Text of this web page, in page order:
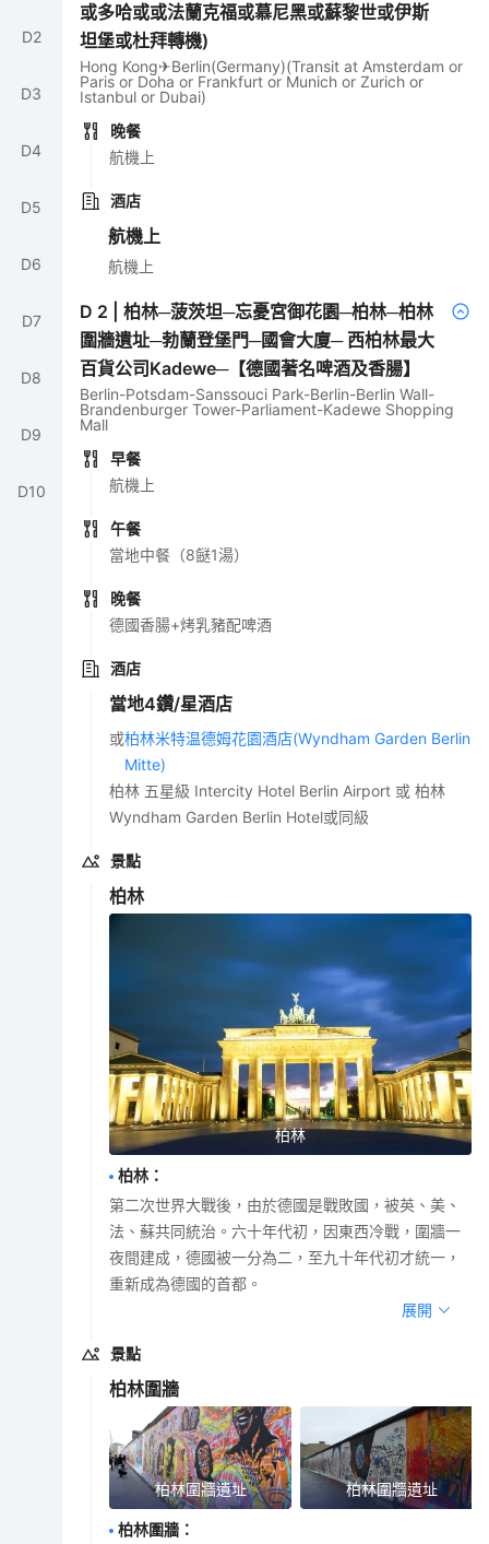
D2
D3
D4
D5
D6
D7
D8
D9
D10
或多哈或或法蘭克福或慕尼黑或蘇黎世或伊斯
坦堡或杜拜轉機)
Hong Kong✈Berlin(Germany)(Transit at Amsterdam or
Paris or Doha or Frankfurt or Munich or Zurich or
Istanbul or Dubai)
晚餐
航機上
酒店
航機上
航機上
D 2 |柏林─菠茨坦─忘憂宮御花園─柏林─柏林
圍牆遺址─勃蘭登堡門─國會大廈─ 西柏林最大
百貨公司Kadewe─【德國著名啤酒及香腸】
Berlin-Potsdam-Sanssouci Park-Berlin-Berlin Wall-
Brandenburger Tower-Parliament-Kadewe Shopping
Mall
早餐
航機上
午餐
當地中餐（8餸1湯）
晚餐
德國香腸+烤乳豬配啤酒
酒店
當地4鑽/星酒店
或柏林米特温德姆花園酒店(Wyndham Garden Berlin
Mitte)
柏林 五星級 Intercity Hotel Berlin Airport 或 柏林
Wyndham Garden Berlin Hotel或同級
景點
柏林
柏林
柏林 ：
第二次世界大戰後，由於德國是戰敗國，被英、美、
法、蘇共同統治。六十年代初，因東西冷戰，圍牆一
夜間建成，德國被一分為二，至九十年代初才統一，
重新成為德國的首都。
展開
景點
柏林圍牆
柏林圍牆遺址 柏林圍牆遺址
柏林圍牆 ：